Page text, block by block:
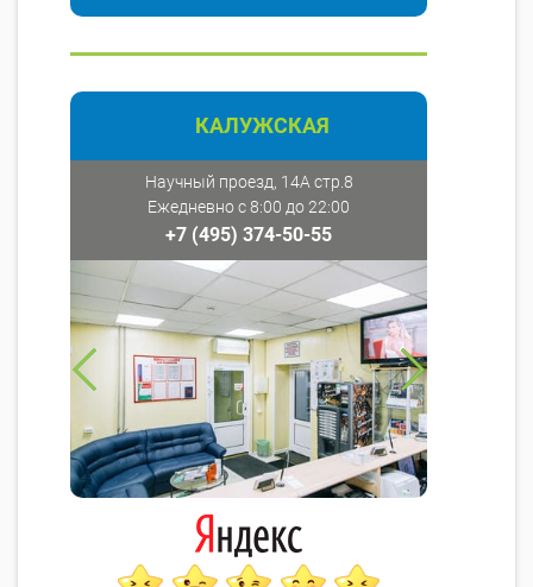
КАЛУЖСКАЯ
Научный проезд, 14А стр.8
Ежедневно с 8:00 до 22:00
+7 (495) 374-50-55